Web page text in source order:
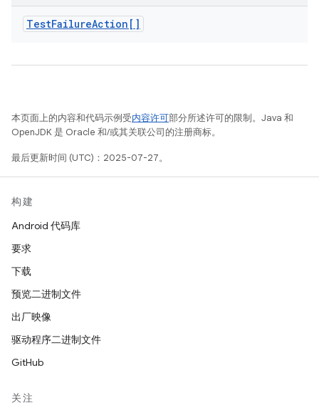
TestFailureAction[]
本页面上的内容和代码示例受内容许可部分所述许可的限制。Java 和
OpenJDK 是 Oracle 和/或其关联公司的注册商标。
最后更新时间 (UTC)：2025-07-27。
构建
Android 代码库
要求
下载
预览二进制文件
出厂映像
驱动程序二进制文件
GitHub
关注